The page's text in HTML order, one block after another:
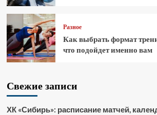
Разное
Как выбрать формат
что подойдет именно вам
Свежие записи
ХК «Сибирь»: расписание матчей,